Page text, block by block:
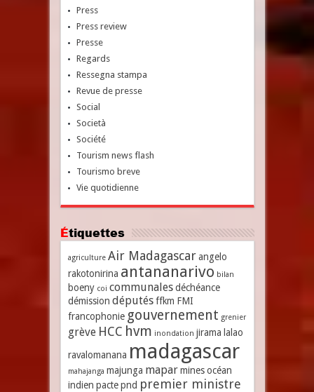
Press
Press review
Presse
Regards
Ressegna stampa
Revue de presse
Social
Società
Société
Tourism news flash
Tourismo breve
Vie quotidienne
Étiquettes
agriculture Air Madagascar angelo
rakotonirina antananarivo bilan
boeny coi communales déchéance
démission députés ffkm FMI
francophonie gouvernement grenier
grève HCC hvm inondation jirama lalao
ravalomanana madagascar
mahajanga majunga mapar mines océan
indien pacte pnd premier ministre